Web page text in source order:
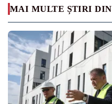
MAI MULTE ȘTIRI DIN